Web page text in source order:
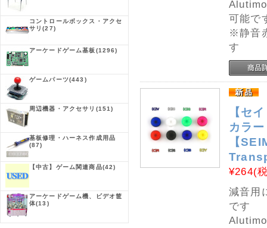
コントロールボックス・アクセ
サリ(27)
アーケードゲーム基板 (1296)
ゲームパーツ(443)
周辺機器・アクセサリ (151)
基板修理・ハーネス作成用品
(87)
【中古】ゲーム関連商品(42)
アーケードゲーム機、ビデオ筐
体(13)
可能で
※静音
す
【セ
カラ
【
¥264(
減音用
です